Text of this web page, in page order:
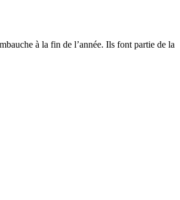
à la fin de l’année. Ils font partie de la